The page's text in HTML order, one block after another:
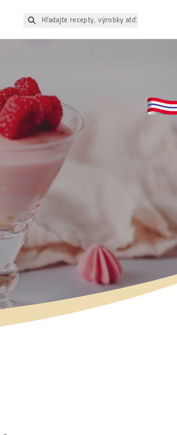
Hľadajte recepty, výrobky atď.